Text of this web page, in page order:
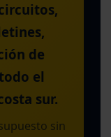
de
el
sur.
sin